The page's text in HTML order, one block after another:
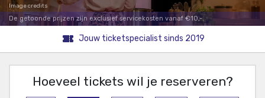
Image credits
De getoonde prijzen zijn exclusief servicekosten vanaf €10,-.
Jouw ticketspecialist sinds 2019
Hoeveel tickets wil je reserveren?